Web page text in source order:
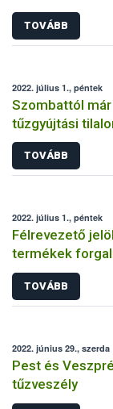
TOVÁBB
2022. július 1., péntek
Szombattól
tűzgyújtási
TOVÁBB
2022. július 1., péntek
Félrevezető
termékek
TOVÁBB
2022. június 29., szerda
Pest és
tűzveszély